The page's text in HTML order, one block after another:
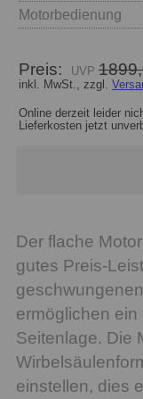
Motorbedienung
Preis:
inkl. MwSt., zzgl.
Online derzeit leider
Lieferkosten jetzt
Der flache
gutes Preis-
ermöglichen
Seitenlage. Die
einstellen, dies